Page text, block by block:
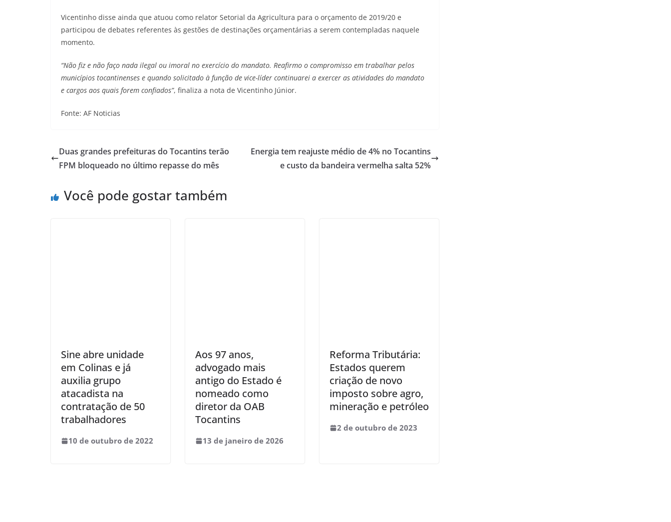
Vicentinho disse ainda que atuou como relator Setorial da Agricultura para o orçamento de 2019/20 e
participou de debates referentes às gestões de destinações orçamentárias a serem contempladas naquele
momento.
“Não fiz e não faço nada ilegal ou imoral no exercício do mandato. Reafirmo o compromisso em trabalhar pelos
municípios tocantinenses e quando solicitado à função de vice-líder continuarei a exercer as atividades do mandato
e cargos aos quais forem confiados”, finaliza a nota de Vicentinho Júnior.
Fonte: AF Noticias
Duas grandes prefeituras do Tocantins terão
FPM bloqueado no último repasse do mês
Energia tem reajuste médio de 4% no Tocantins
e custo da bandeira vermelha salta 52%
Você pode gostar também
Sine abre unidade
em Colinas e já
auxilia grupo
atacadista na
contratação de 50
trabalhadores
10 de outubro de 2022
Aos 97 anos,
advogado mais
antigo do Estado é
nomeado como
diretor da OAB
Tocantins
13 de janeiro de 2026
Reforma Tributária:
Estados querem
criação de novo
imposto sobre agro,
mineração e petróleo
2 de outubro de 2023